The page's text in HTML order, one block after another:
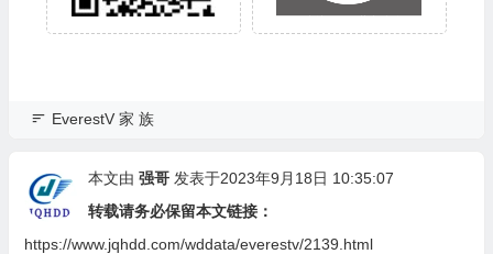
EverestV 家 族
本文由 强哥 发表于2023年9月18日 10:35:07
转载请务必保留本文链接：
https://www.jqhdd.com/wddata/everestv/2139.html